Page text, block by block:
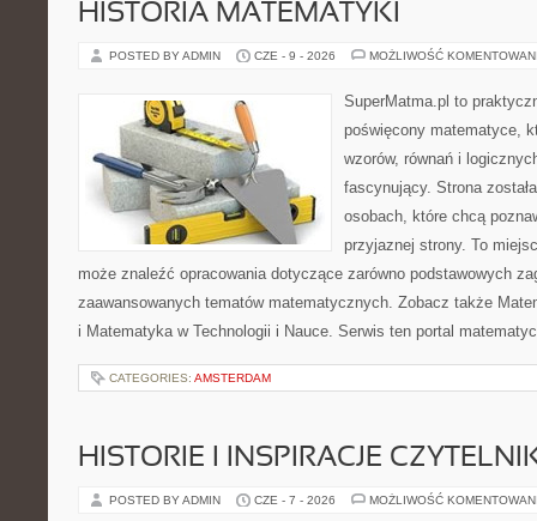
HISTORIA MATEMATYKI
POSTED BY ADMIN CZE - 9 - 2026 MOŻLIWOŚĆ
SuperMatma.pl to
poświęcony matematyce,
wzorów, równań i
fascynujący. Strona
osobach, które chcą
przyjaznej strony. To
może znaleźć opracowania dotyczące zarówno podstawowych
zaawansowanych tematów matematycznych. Zobacz także
i Matematyka w Technologii i Nauce. Serwis ten portal
CATEGORIES: AMSTERDAM
HISTORIE I INSPIRACJE
POSTED BY ADMIN CZE - 7 - 2026 MOŻLIWOŚĆ